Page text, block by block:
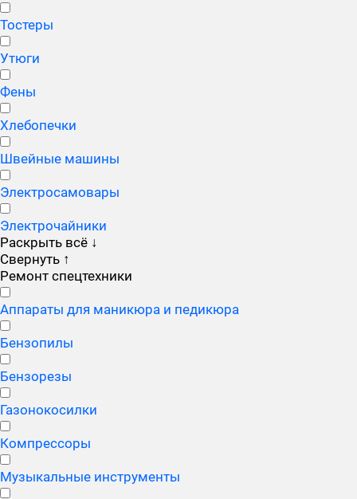
Тостеры
Утюги
Фены
Хлебопечки
Швейные машины
Электросамовары
Электрочайники
Раскрыть всё ↓
Свернуть ↑
Ремонт спецтехники
Аппараты для маникюра и педикюра
Бензопилы
Бензорезы
Газонокосилки
Компрессоры
Музыкальные инструменты